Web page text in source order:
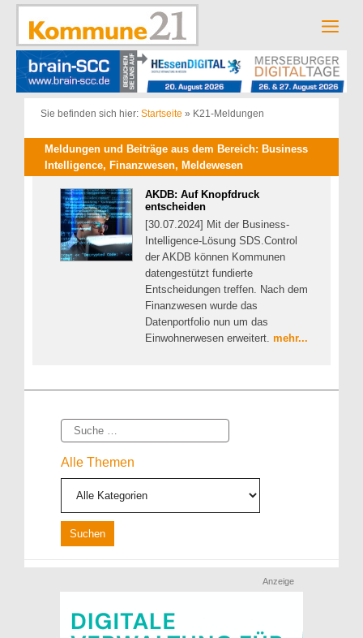
Zum
springen
Sie befinden sich hier: Startseite » K21-Meldungen
Meldungen und Beiträge aus dem Bereich: Business
Intelligence, Finanzwesen, Meldewesen
AKDB: Auf Knopfdruck
entscheiden
[30.07.2024] Mit der Business-
Intelligence-Lösung SDS.Control
der AKDB können Kommunen
datengestützt fundierte
Entscheidungen treffen. Nach dem
Finanzwesen wurde das
Datenportfolio nun um das
Einwohnerwesen erweitert. mehr...
Suche
Alle Themen
Anzeige